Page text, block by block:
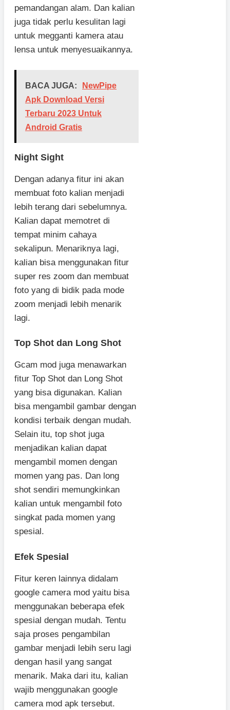
pemandangan alam. Dan kalian
juga tidak perlu kesulitan lagi
untuk megganti kamera atau
lensa untuk menyesuaikannya.
BACA JUGA:
NewPipe
Apk Download Versi
Terbaru 2023 Untuk
Android Gratis
Night Sight
Dengan adanya fitur ini akan
membuat foto kalian menjadi
lebih terang dari sebelumnya.
Kalian dapat memotret di
tempat minim cahaya
sekalipun. Menariknya lagi,
kalian bisa menggunakan fitur
super res zoom dan membuat
foto yang di bidik pada mode
zoom menjadi lebih menarik
lagi.
Top Shot dan Long Shot
Gcam mod juga menawarkan
fitur Top Shot dan Long Shot
yang bisa digunakan. Kalian
bisa mengambil gambar dengan
kondisi terbaik dengan mudah.
Selain itu, top shot juga
menjadikan kalian dapat
mengambil momen dengan
momen yang pas. Dan long
shot sendiri memungkinkan
kalian untuk mengambil foto
singkat pada momen yang
spesial.
Efek Spesial
Fitur keren lainnya didalam
google camera mod yaitu bisa
menggunakan beberapa efek
spesial dengan mudah. Tentu
saja proses pengambilan
gambar menjadi lebih seru lagi
dengan hasil yang sangat
menarik. Maka dari itu, kalian
wajib menggunakan google
camera mod apk tersebut.